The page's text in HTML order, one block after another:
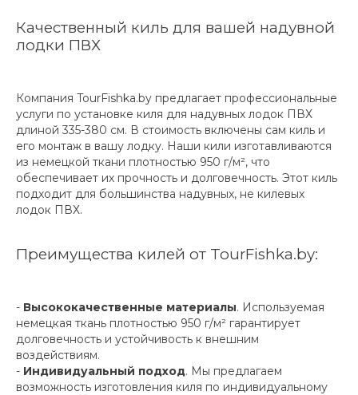
Качественный киль для вашей надувной
лодки ПВХ
Компания TourFishka.by предлагает профессиональные
услуги по установке киля для надувных лодок ПВХ
длиной 335-380 см. В стоимость включены сам киль и
его монтаж в вашу лодку. Наши кили изготавливаются
из немецкой ткани плотностью 950 г/м², что
обеспечивает их прочность и долговечность. Этот киль
подходит для большинства надувных, не килевых
лодок ПВХ.
Преимущества килей от TourFishka.by:
- Высококачественные материалы. Используемая
немецкая ткань плотностью 950 г/м² гарантирует
долговечность и устойчивость к внешним
воздействиям.
- Индивидуальный подход. Мы предлагаем
возможность изготовления киля по индивидуальному